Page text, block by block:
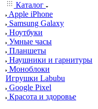
Каталог
Apple iPhone
Samsung Galaxy
Ноутбуки
Умные часы
Планшеты
Наушники и гарнитуры
Моноблоки
Игрушки Labubu
Google Pixel
Красота и здоровье